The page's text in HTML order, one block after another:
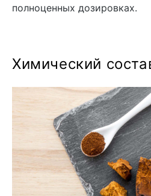
полноценных дозировках.
Химический